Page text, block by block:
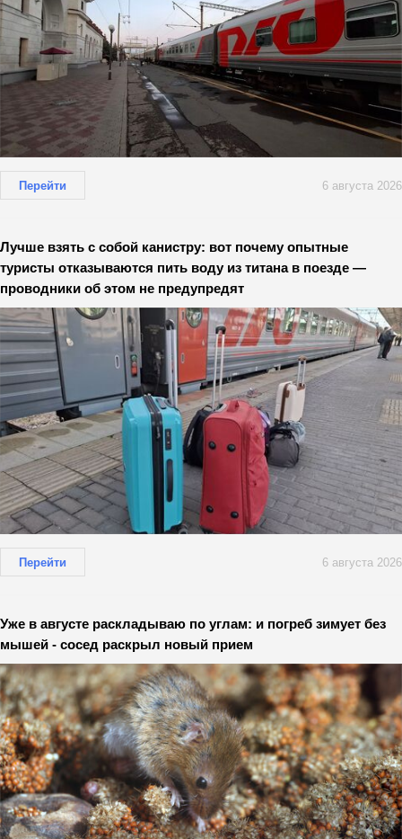
Перейти 6 августа 2026
Лучше взять с собой канистру: вот почему опытные
туристы отказываются пить воду из титана в поезде —
проводники об этом не предупредят
Перейти 6 августа 2026
Уже в августе раскладываю по углам: и погреб зимует без
мышей - сосед раскрыл новый прием